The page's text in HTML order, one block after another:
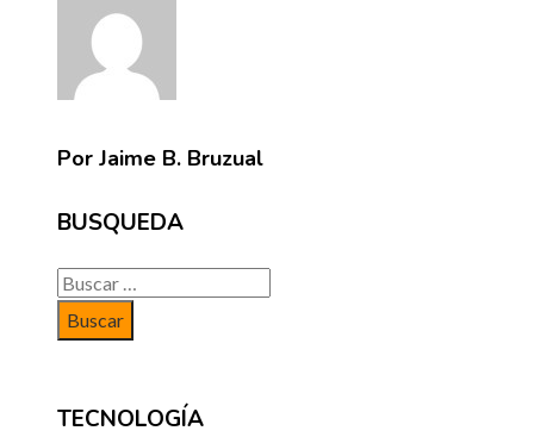
Por Jaime B. Bruzual
BUSQUEDA
Buscar:
TECNOLOGÍA